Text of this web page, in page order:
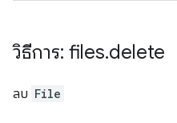
วิธีการ: files.delete
ลบ File